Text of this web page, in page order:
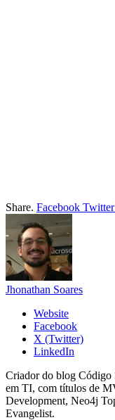
Share. Facebook Twitter
Jhonathan Soares
Website
Facebook
X (Twitter)
LinkedIn
Criador do blog Código
em TI, com títulos de
Development, Neo4j
Evangelist.